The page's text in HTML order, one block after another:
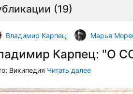
(19)
Владимир Карпец Марья
Карпец: "О
Википедия Читать далее